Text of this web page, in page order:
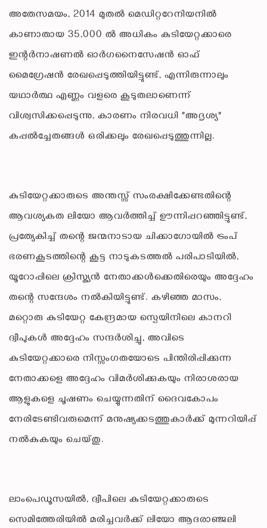
അതേസമയം, 2014 മുതൽ മെഡിറ്ററേനിയനിൽ
കാണാതായ 35,000 ൽ അധികം കുടിയേറ്റക്കാരെ
ഇന്റർനാഷണൽ ഓർഗനൈസേഷൻ ഓഫ്
മൈഗ്രേഷൻ രേഖപ്പെടുത്തിയിട്ടുണ്ട്, എന്നിരുന്നാലും
യഥാർത്ഥ എണ്ണം വളരെ കൂടുതലാണെന്ന്
വിശ്വസിക്കപ്പെടുന്നു, കാരണം നിരവധി "അദൃശ്യ"
കപ്പൽച്ചേതങ്ങൾ ഒരിക്കലും രേഖപ്പെടുത്തുന്നില്ല.
കുടിയേറ്റക്കാരുടെ അന്തസ്സ് സംരക്ഷിക്കേണ്ടതിന്റെ
ആവശ്യകത ലിയോ ആവർത്തിച്ച് ഊന്നിപ്പറഞ്ഞിട്ടുണ്ട്,
പ്രത്യേകിച്ച് തന്റെ ജന്മനാടായ ചിക്കാഗോയിൽ ട്രംപ്
ഭരണകൂടത്തിന്റെ കൂട്ട നാടുകടത്തൽ പരിപാടിയിൽ,
യൂറോപ്പിലെ ക്രിസ്ത്യൻ നേതാക്കൾക്കെതിരെയും അദ്ദേഹം
തന്റെ സന്ദേശം നൽകിയിട്ടുണ്ട്. കഴിഞ്ഞ മാസം,
മറ്റൊരു കുടിയേറ്റ കേന്ദ്രമായ സ്പെയിനിലെ കാനറി
ദ്വീപുകൾ അദ്ദേഹം സന്ദർശിച്ചു, അവിടെ
കുടിയേറ്റക്കാരെ നിസ്സംഗതയോടെ പിന്തിരിപ്പിക്കുന്ന
നേതാക്കളെ അദ്ദേഹം വിമർശിക്കുകയും നിരാശരായ
ആളുകളെ ചൂഷണം ചെയ്യുന്നതിന് ദൈവകോപം
നേരിടേണ്ടിവരുമെന്ന് മനുഷ്യക്കടത്തുകാർക്ക് മുന്നറിയിപ്പ്
നൽകുകയും ചെയ്തു.
ലാംപെഡൂസയിൽ, ദ്വീപിലെ കുടിയേറ്റക്കാരുടെ
സെമിത്തേരിയിൽ മരിച്ചവർക്ക് ലിയോ ആദരാഞ്ജലി